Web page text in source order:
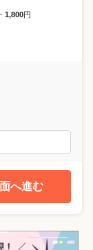
1,800円
へ進む